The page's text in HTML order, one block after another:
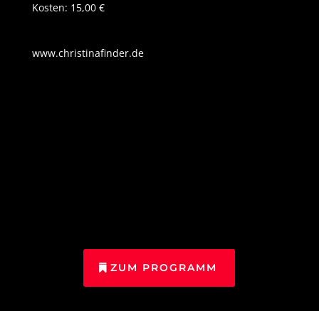
Kosten: 15,00 €
www.christinafinder.de
ZUM PROGRAMM